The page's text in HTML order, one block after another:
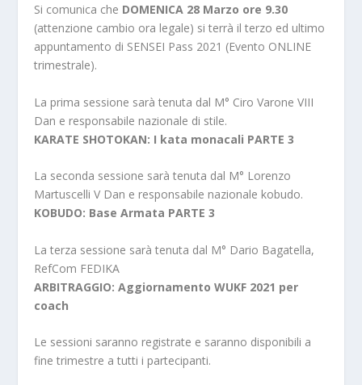
Si comunica che DOMENICA 28 Marzo ore 9.30
(attenzione cambio ora legale) si terrà il terzo ed ultimo
appuntamento di SENSEI Pass 2021 (Evento ONLINE
trimestrale).
La prima sessione sarà tenuta dal M° Ciro Varone VIII
Dan e responsabile nazionale di stile.
KARATE SHOTOKAN: I kata monacali PARTE 3
La seconda sessione sarà tenuta dal M° Lorenzo
Martuscelli V Dan e responsabile nazionale kobudo.
KOBUDO: Base Armata PARTE 3
La terza sessione sarà tenuta dal M° Dario Bagatella,
RefCom FEDIKA
ARBITRAGGIO: Aggiornamento WUKF 2021 per
coach
Le sessioni saranno registrate e saranno disponibili a
fine trimestre a tutti i partecipanti.